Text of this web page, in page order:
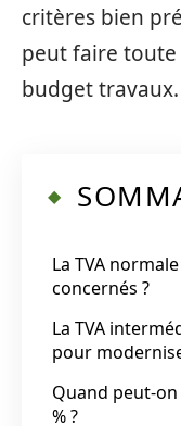
critères bien
peut faire
budget travaux.
La TVA
concernés ?
La TVA
pour
Quand peut-
% ?